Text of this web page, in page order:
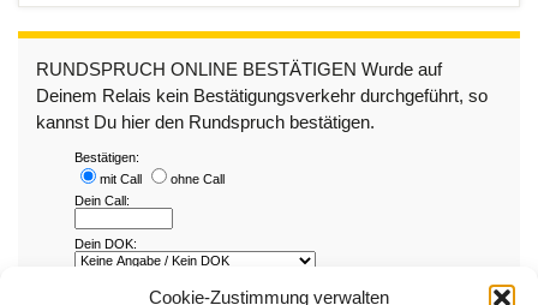
Cookie-Zustimmung verwalten
RUNDSPRUCH ONLINE BESTÄTIGEN Wurde auf
Deinem Relais kein Bestätigungsverkehr durchgeführt, so
kannst Du hier den Rundspruch bestätigen.